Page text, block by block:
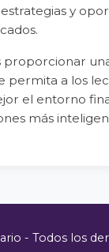
y
proporcionar
permita a los
el entorno
más
- Todos los